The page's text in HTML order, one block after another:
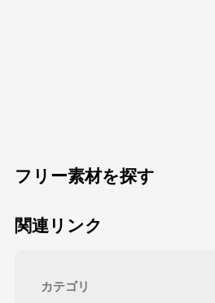
フリー素材を探す
関連リンク
カテゴリ